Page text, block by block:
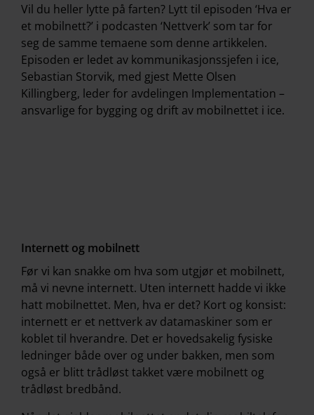
Vil du heller lytte på farten? Lytt til episoden ‘Hva er
et mobilnett?’ i podcasten ‘Nettverk’ som tar for
seg de samme temaene som denne artikkelen.
Episoden er ledet av kommunikasjonssjefen i ice,
Sebastian Storvik, med gjest Mette Olsen
Killingberg, leder for avdelingen Implementation –
ansvarlige for bygging og drift av mobilnettet i ice.
Internett og mobilnett
Før vi kan snakke om hva som utgjør et mobilnett,
må vi nevne internett. Uten internett hadde vi ikke
hatt mobilnettet. Men, hva er det? Kort og konsist:
internett er et nettverk av datamaskiner som er
koblet til hverandre. Det er hovedsakelig fysiske
ledninger både over og under bakken, men som
også er blitt trådløst takket være mobilnett og
trådløst bredbånd.